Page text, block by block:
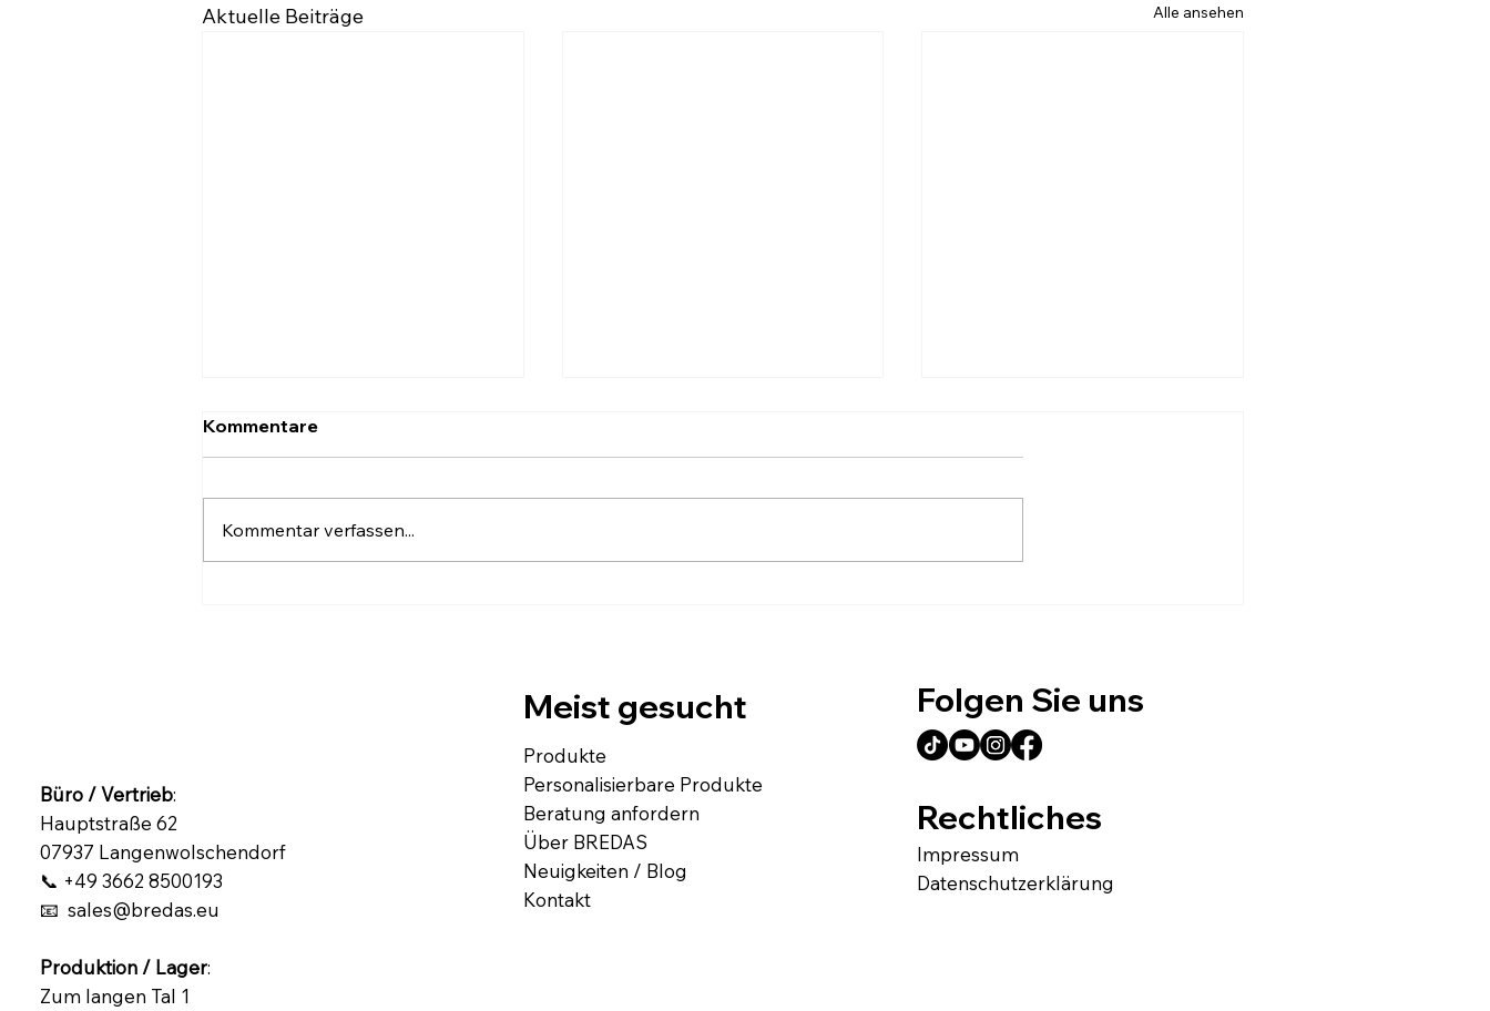
Aktuelle Beiträge Alle ansehen
Kommentare
Kommentar verfassen...
Meist gesucht
Produkte
Personalisierbare Produkte
Beratung anfordern
Über BREDAS
Neuigkeiten / Blog
Kontakt
Folgen Sie uns
Büro / Vertrieb:
Hauptstraße 62
07937 Langenwolschendorf
📞 +49 3662 8500193
📧 sales@bredas.eu
Produktion / Lager:
Zum langen Tal 1
Rechtliches
Impressum
Datenschutzerklärung